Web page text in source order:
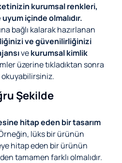
kurumsal renkleri,
içinde olmalıdır.
bağlı kalarak hazırlanan
ve güvenilirliğinizi
vekurumsal kimlik
üzerine tıkladıktan sonra
okuyabilirsiniz.
Şekilde
hitap eden bir tasarım
lüks bir ürünün
hitap eden bir ürünün
tamamen farklı olmalıdır.